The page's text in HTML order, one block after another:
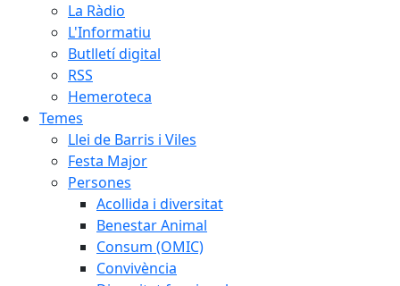
La Ràdio
L'Informatiu
Butlletí digital
RSS
Hemeroteca
Temes
Llei de Barris i Viles
Festa Major
Persones
Acollida i diversitat
Benestar Animal
Consum (OMIC)
Convivència